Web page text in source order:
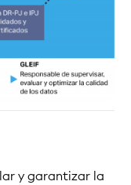
y garantizar la